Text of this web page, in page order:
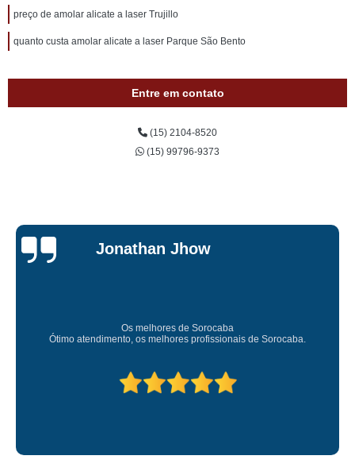
preço de amolar alicate a laser Trujillo
quanto custa amolar alicate a laser Parque São Bento
Entre em contato
(15) 2104-8520
(15) 99796-9373
Sorocaba.
Amei o atendimento. Preco super bom. Superou
Deixou o meu bem super